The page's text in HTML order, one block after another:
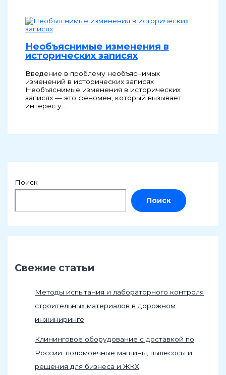
Необъяснимые изменения в
исторических записях
Введение в проблему необъяснимых
изменений в исторических записях
Необъяснимые изменения в исторических
записях — это феномен, который вызывает
интерес у…
Поиск
Поиск
Свежие статьи
Методы испытания и лабораторного контроля
строительных материалов в дорожном
инжиниринге
Клининговое оборудование с доставкой по
России: поломоечные машины, пылесосы и
решения для бизнеса и ЖКХ